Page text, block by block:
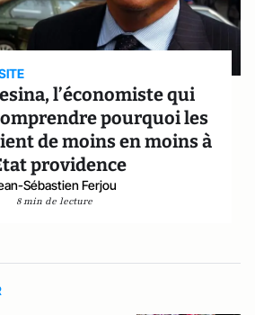
l’économiste qui
pourquoi les
de moins en moins à
providence
Sébastien Ferjou
8 min de lecture